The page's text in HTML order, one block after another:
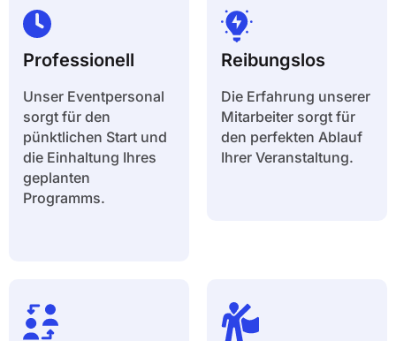
Professionell
Unser Eventpersonal
sorgt für den
pünktlichen Start und
die Einhaltung Ihres
geplanten
Programms.
Reibungslos
Die Erfahrung unserer
Mitarbeiter sorgt für
den perfekten Ablauf
Ihrer Veranstaltung.